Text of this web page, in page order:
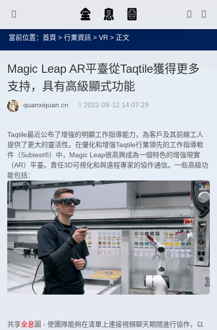
當前位置： 首頁 > 行業資訊 > VR > 正文
Magic Leap AR平臺從Taqtile獲得更多
支持，具有高級顯式功能
quanxiquan.cn 2022-09-12 14:07:29
Taqtile最近公布了增強的明顯工作指導能力，為客戶及其前線工人
提供了更大的靈活性。在優化和增強Taqtile行業領先的工作指導軟
件（Subtest®）中，Magic Leap很高興成為一個特色的增強現實
（AR）平臺。責任3D可視化和與遠程專家的協作通信。一些高級功
能包括：
共享全息 圖 - 使團隊能夠在清單上連接視頻聊天期間進行協作，以